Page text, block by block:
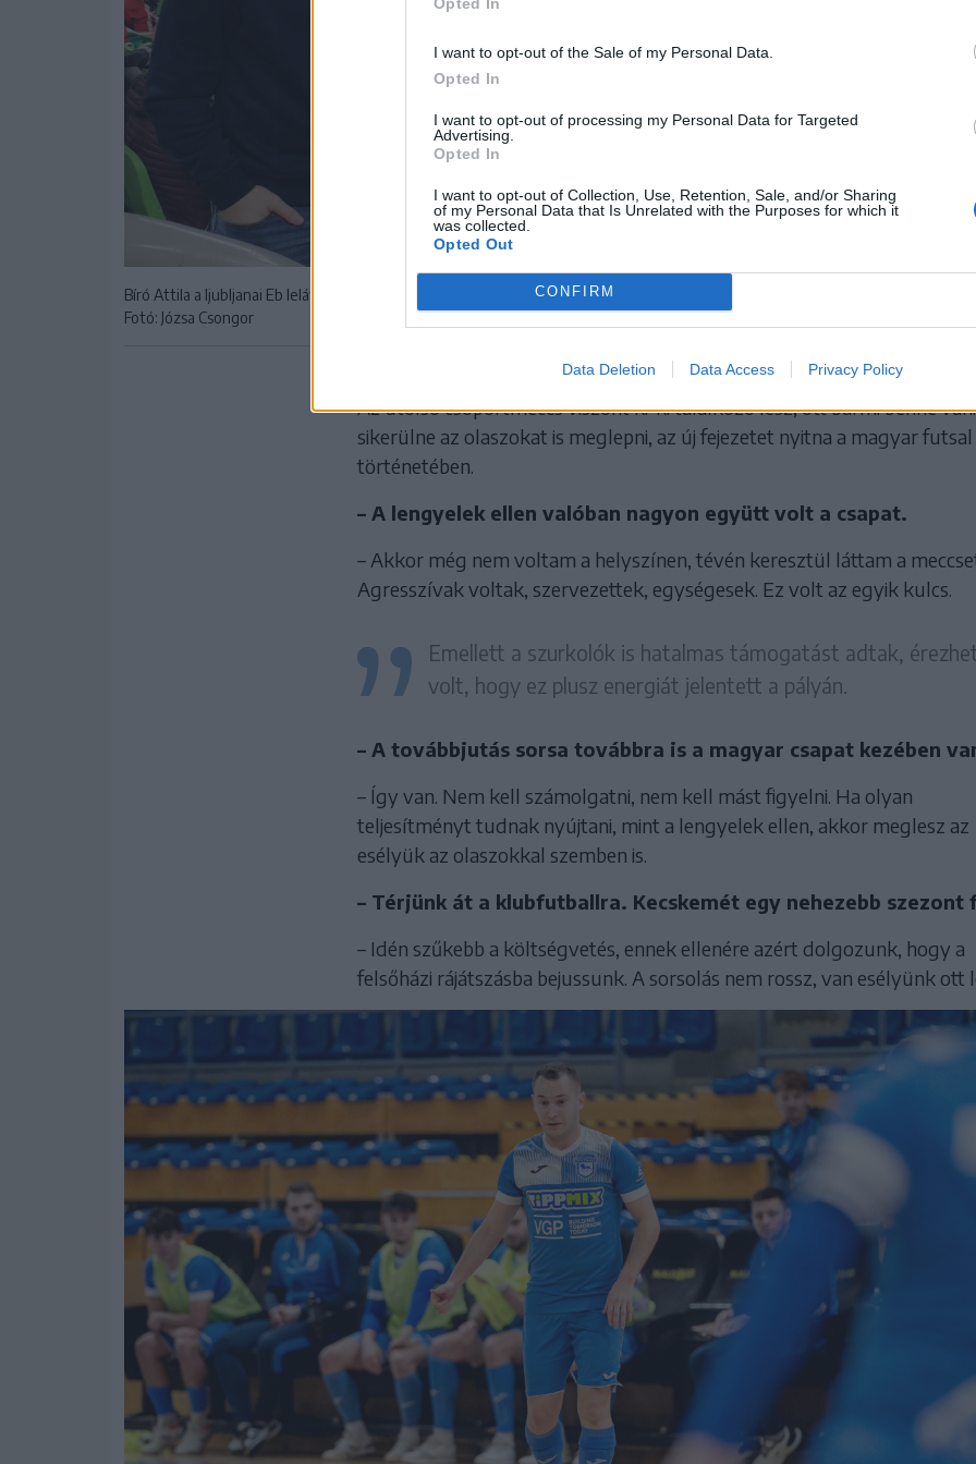
I want to opt-out of the Sale of my Personal Data.
Opted In
I want to opt-out of processing my Personal Data for Targeted
Advertising.
Opted In
I want to opt-out of Collection, Use, Retention, Sale, and/or Sharing
of my Personal Data that Is Unrelated with the Purposes for which it
was collected.
Opted Out
CONFIRM
Data Deletion Data Access Privacy Policy
Bíró Attila a ljubljanai Eb lelátóján
Fotó: Józsa Csongor
A lengyelek ellen remekül kezdtek, a portugálok már más szintet
Az utolsó csoportmeccs viszont ki-ki találkozó lesz, ott bármi benne
sikerülne az olaszokat is meglepni, az új fejezetet nyitna a magyar futsal
történetében.
– A lengyelek ellen valóban nagyon együtt volt a csapat.
– Akkor még nem voltam a helyszínen, tévén keresztül láttam a
Agresszívak voltak, szervezettek, egységesek. Ez volt az egyik kulcs.
Emellett a szurkolók is hatalmas támogatást adtak,
volt, hogy ez plusz energiát jelentett a pályán.
– A továbbjutás sorsa továbbra is a magyar csapat kezében
– Így van. Nem kell számolgatni, nem kell mást figyelni. Ha olyan
teljesítményt tudnak nyújtani, mint a lengyelek ellen, akkor meglesz az
esélyük az olaszokkal szemben is.
– Térjünk át a klubfutballra. Kecskemét egy nehezebb szezont
– Idén szűkebb a költségvetés, ennek ellenére azért dolgozunk, hogy a
felsőházi rájátszásba bejussunk. A sorsolás nem rossz, van esélyünk ott